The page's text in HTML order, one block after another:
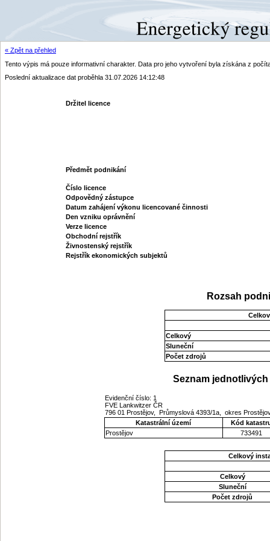
« Zpět na přehled
Tento výpis má pouze informativní charakter. Data pro jeho vytvoření byla získána z
Poslední aktualizace dat proběhla 31.07.2026 14:12:48
Držitel licence
Předmět podnikání
Číslo licence
Odpovědný zástupce
Datum zahájení výkonu licencované činnosti
Den vzniku oprávnění
Verze licence
Obchodní rejstřík
Živnostenský rejstřík
Rejstřík ekonomických subjektů
Rozsah
Celkový
Sluneční
Počet zdrojů
Seznam
Evidenční číslo: 1
FVE Lankwitzer ČR
796 01 Prostějov, Průmyslová 4393/1a, okres
Katastrální území
Kód
Prostějov
733491
Celkový
Celkový
Sluneční
Počet zdrojů